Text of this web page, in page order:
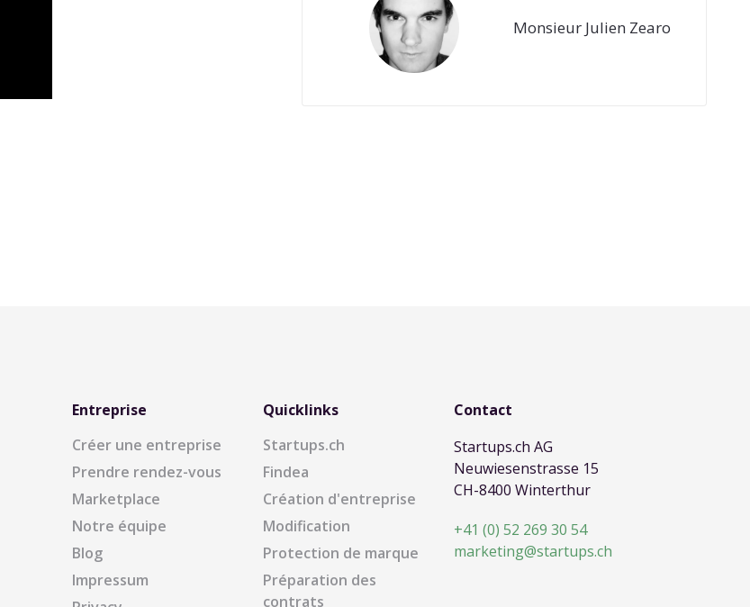
Monsieur Julien Zearo
Entreprise
Créer une entreprise
Prendre rendez-vous
Marketplace
Notre équipe
Blog
Impressum
Quicklinks
Startups.ch
Findea
Création d'entreprise
Modification
Protection de marque
Préparation des
contrats
Contact
Startups.ch AG
Neuwiesenstrasse 15
CH-8400 Winterthur
+41 (0) 52 269 30 54
marketing@startups.ch